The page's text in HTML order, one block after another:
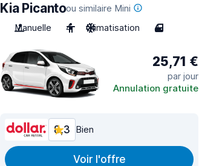
Kia Picantoou similaire Mini
Manuelle
4 Climatisation 4
25,71 €
par jour
Annulation gratuite
8,3 Bien
Voir l'offre